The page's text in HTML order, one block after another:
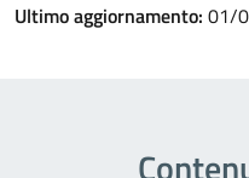
Ultimo aggiornamento: 01/